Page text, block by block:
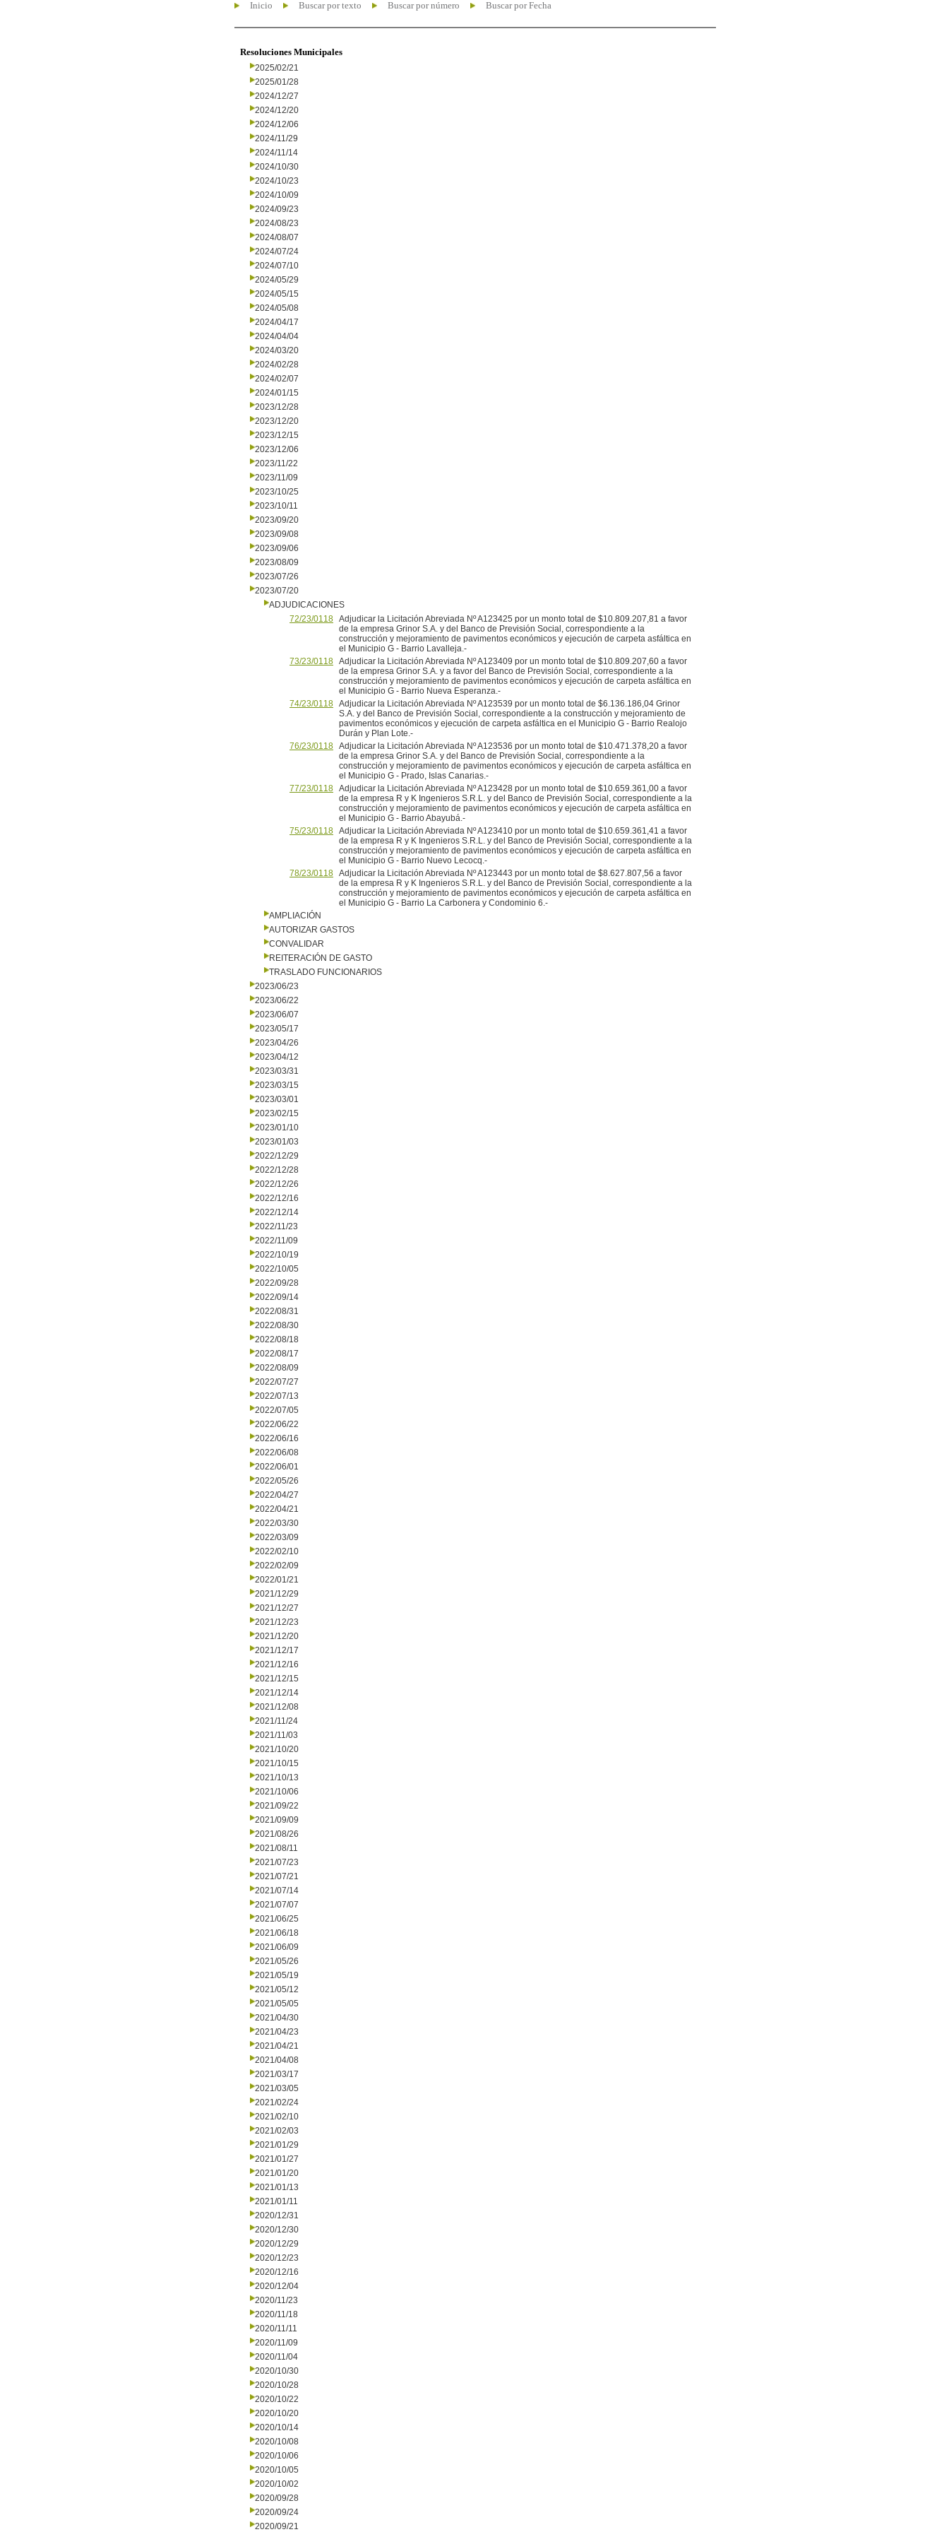
Inicio Buscar por texto Buscar por número Buscar por Fecha
Resoluciones Municipales
2025/02/21
2025/01/28
2024/12/27
2024/12/20
2024/12/06
2024/11/29
2024/11/14
2024/10/30
2024/10/23
2024/10/09
2024/09/23
2024/08/23
2024/08/07
2024/07/24
2024/07/10
2024/05/29
2024/05/15
2024/05/08
2024/04/17
2024/04/04
2024/03/20
2024/02/28
2024/02/07
2024/01/15
2023/12/28
2023/12/20
2023/12/15
2023/12/06
2023/11/22
2023/11/09
2023/10/25
2023/10/11
2023/09/20
2023/09/08
2023/09/06
2023/08/09
2023/07/26
2023/07/20
ADJUDICACIONES
72/23/0118 Adjudicar la Licitación Abreviada Nº A123425 por un monto total de $10.809.207,81 a favor
de la empresa Grinor S.A. y del Banco de Previsión Social, correspondiente a la
construcción y mejoramiento de pavimentos económicos y ejecución de carpeta asfáltica en
el Municipio G - Barrio Lavalleja.-
73/23/0118 Adjudicar la Licitación Abreviada Nº A123409 por un monto total de $10.809.207,60 a favor
de la empresa Grinor S.A. y a favor del Banco de Previsión Social, correspondiente a la
construcción y mejoramiento de pavimentos económicos y ejecución de carpeta asfáltica en
el Municipio G - Barrio Nueva Esperanza.-
74/23/0118 Adjudicar la Licitación Abreviada Nº A123539 por un monto total de $6.136.186,04 Grinor
S.A. y del Banco de Previsión Social, correspondiente a la construcción y mejoramiento de
pavimentos económicos y ejecución de carpeta asfáltica en el Municipio G - Barrio Realojo
Durán y Plan Lote.-
76/23/0118 Adjudicar la Licitación Abreviada Nº A123536 por un monto total de $10.471.378,20 a favor
de la empresa Grinor S.A. y del Banco de Previsión Social, correspondiente a la
construcción y mejoramiento de pavimentos económicos y ejecución de carpeta asfáltica en
el Municipio G - Prado, Islas Canarias.-
77/23/0118 Adjudicar la Licitación Abreviada Nº A123428 por un monto total de $10.659.361,00 a favor
de la empresa R y K Ingenieros S.R.L. y del Banco de Previsión Social, correspondiente a la
construcción y mejoramiento de pavimentos económicos y ejecución de carpeta asfáltica en
el Municipio G - Barrio Abayubá.-
75/23/0118 Adjudicar la Licitación Abreviada Nº A123410 por un monto total de $10.659.361,41 a favor
de la empresa R y K Ingenieros S.R.L. y del Banco de Previsión Social, correspondiente a la
construcción y mejoramiento de pavimentos económicos y ejecución de carpeta asfáltica en
el Municipio G - Barrio Nuevo Lecocq.-
78/23/0118 Adjudicar la Licitación Abreviada Nº A123443 por un monto total de $8.627.807,56 a favor
de la empresa R y K Ingenieros S.R.L. y del Banco de Previsión Social, correspondiente a la
construcción y mejoramiento de pavimentos económicos y ejecución de carpeta asfáltica en
el Municipio G - Barrio La Carbonera y Condominio 6.-
AMPLIACIÓN
AUTORIZAR GASTOS
CONVALIDAR
REITERACIÓN DE GASTO
TRASLADO FUNCIONARIOS
2023/06/23
2023/06/22
2023/06/07
2023/05/17
2023/04/26
2023/04/12
2023/03/31
2023/03/15
2023/03/01
2023/02/15
2023/01/10
2023/01/03
2022/12/29
2022/12/28
2022/12/26
2022/12/16
2022/12/14
2022/11/23
2022/11/09
2022/10/19
2022/10/05
2022/09/28
2022/09/14
2022/08/31
2022/08/30
2022/08/18
2022/08/17
2022/08/09
2022/07/27
2022/07/13
2022/07/05
2022/06/22
2022/06/16
2022/06/08
2022/06/01
2022/05/26
2022/04/27
2022/04/21
2022/03/30
2022/03/09
2022/02/10
2022/02/09
2022/01/21
2021/12/29
2021/12/27
2021/12/23
2021/12/20
2021/12/17
2021/12/16
2021/12/15
2021/12/14
2021/12/08
2021/11/24
2021/11/03
2021/10/20
2021/10/15
2021/10/13
2021/10/06
2021/09/22
2021/09/09
2021/08/26
2021/08/11
2021/07/23
2021/07/21
2021/07/14
2021/07/07
2021/06/25
2021/06/18
2021/06/09
2021/05/26
2021/05/19
2021/05/12
2021/05/05
2021/04/30
2021/04/23
2021/04/21
2021/04/08
2021/03/17
2021/03/05
2021/02/24
2021/02/10
2021/02/03
2021/01/29
2021/01/27
2021/01/20
2021/01/13
2021/01/11
2020/12/31
2020/12/30
2020/12/29
2020/12/23
2020/12/16
2020/12/04
2020/11/23
2020/11/18
2020/11/11
2020/11/09
2020/11/04
2020/10/30
2020/10/28
2020/10/22
2020/10/20
2020/10/14
2020/10/08
2020/10/06
2020/10/05
2020/10/02
2020/09/28
2020/09/24
2020/09/21